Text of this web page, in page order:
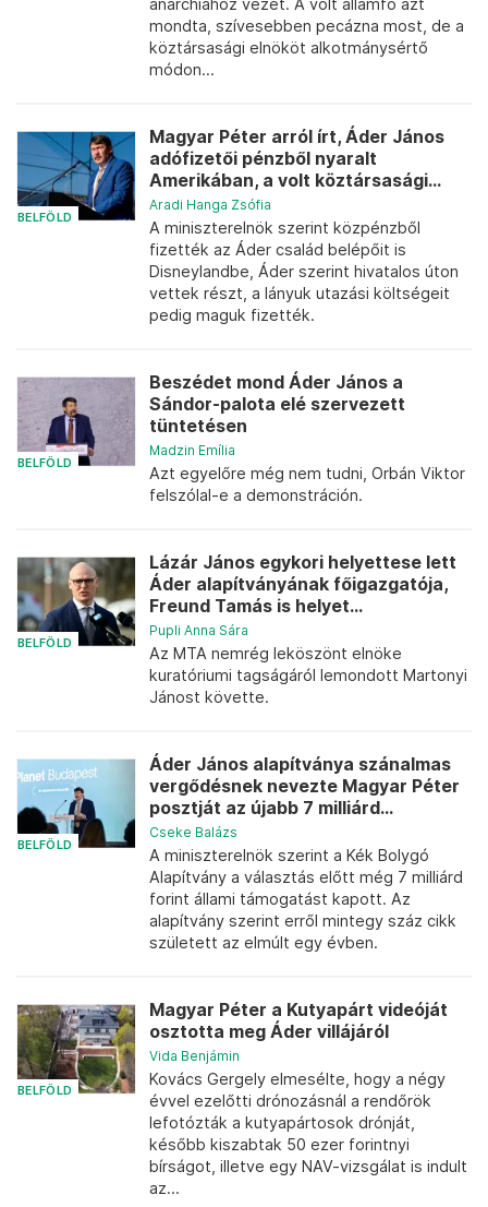
anarchiához vezet. A volt államfő azt
mondta, szívesebben pecázna most, de a
köztársasági elnököt alkotmánysértő
módon...
BELFÖLD
Magyar Péter arról írt, Áder János
adófizetői pénzből nyaralt
Amerikában, a volt köztársasági...
Aradi Hanga Zsófia
A miniszterelnök szerint közpénzből
fizették az Áder család belépőit is
Disneylandbe, Áder szerint hivatalos úton
vettek részt, a lányuk utazási költségeit
pedig maguk fizették.
BELFÖLD
Beszédet mond Áder János a
Sándor-palota elé szervezett
tüntetésen
Madzin Emília
Azt egyelőre még nem tudni, Orbán Viktor
felszólal-e a demonstráción.
BELFÖLD
Lázár János egykori helyettese lett
Áder alapítványának főigazgatója,
Freund Tamás is helyet...
Pupli Anna Sára
Az MTA nemrég leköszönt elnöke
kuratóriumi tagságáról lemondott Martonyi
Jánost követte.
BELFÖLD
Áder János alapítványa szánalmas
vergődésnek nevezte Magyar Péter
posztját az újabb 7 milliárd...
Cseke Balázs
A miniszterelnök szerint a Kék Bolygó
Alapítvány a választás előtt még 7 milliárd
forint állami támogatást kapott. Az
alapítvány szerint erről mintegy száz cikk
született az elmúlt egy évben.
BELFÖLD
Magyar Péter a Kutyapárt videóját
osztotta meg Áder villájáról
Vida Benjámin
Kovács Gergely elmesélte, hogy a négy
évvel ezelőtti drónozásnál a rendőrök
lefotózták a kutyapártosok drónját,
később kiszabtak 50 ezer forintnyi
bírságot, illetve egy NAV-vizsgálat is indult
az...